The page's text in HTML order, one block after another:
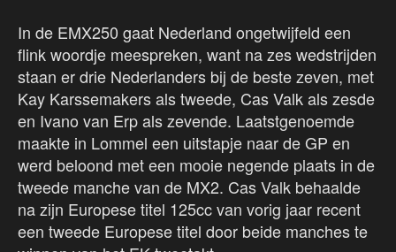
In de EMX250 gaat Nederland ongetwijfeld een
flink woordje meespreken, want na zes wedstrijden
staan er drie Nederlanders bij de beste zeven, met
Kay Karssemakers als tweede, Cas Valk als zesde
en Ivano van Erp als zevende. Laatstgenoemde
maakte in Lommel een uitstapje naar de GP en
werd beloond met een mooie negende plaats in de
tweede manche van de MX2. Cas Valk behaalde
na zijn Europese titel 125cc van vorig jaar recent
een tweede Europese titel door beide manches te